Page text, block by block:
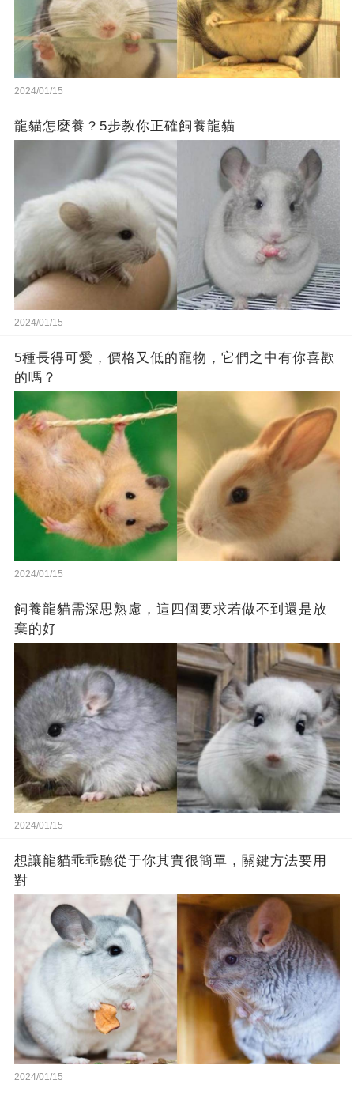
2024/01/15
龍貓怎麼養？5步教你正確飼養龍貓
2024/01/15
5種長得可愛，價格又低的寵物，它們之中有你喜歡
的嗎？
2024/01/15
飼養龍貓需深思熟慮，這四個要求若做不到還是放
棄的好
2024/01/15
想讓龍貓乖乖聽從于你其實很簡單，關鍵方法要用
對
2024/01/15